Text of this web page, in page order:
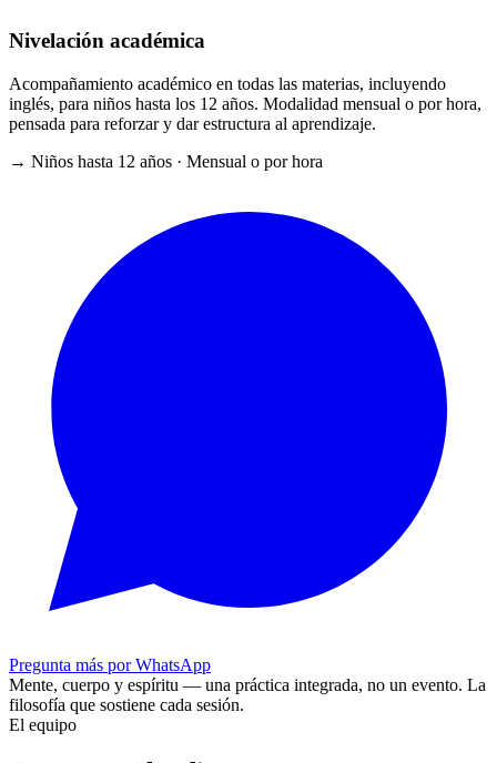
Nivelación académica
Acompañamiento académico en todas las materias, incluyendo
inglés, para niños hasta los 12 años. Modalidad mensual o por hora,
pensada para reforzar y dar estructura al aprendizaje.
→ Niños hasta 12 años · Mensual o por hora
Pregunta más por WhatsApp
Mente, cuerpo y espíritu — una práctica integrada, no un evento. La
filosofía que sostiene cada sesión.
El equipo